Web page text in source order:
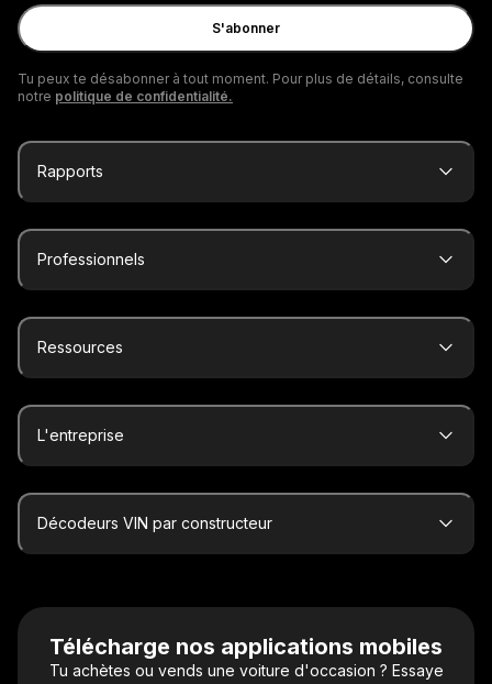
e-
mail
S'abonner
Tu peux te désabonner à tout moment. Pour plus de détails, consulte
notre politique de confidentialité.
Rapports
Professionnels
Ressources
L'entreprise
Décodeurs VIN par constructeur
Télécharge nos applications mobiles
Tu achètes ou vends une voiture d'occasion ? Essaye